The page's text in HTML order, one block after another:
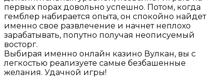
первых порах довольно успешно. Потом, когда
гемблер набирается опыта, он спокойно найдет
именно свое развлечение и начнет неплохо
зарабатывать, попутно получая неописуемый
восторг.
Выбирая именно онлайн казино Вулкан, вы с
легкостью реализуете самые безбашенные
желания. Удачной игры!